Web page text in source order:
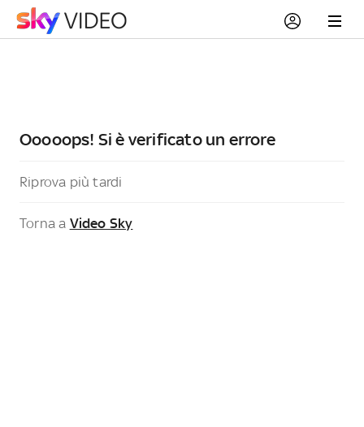
Ooooops! Si è verificato un errore
Riprova più tardi
Torna a Video Sky